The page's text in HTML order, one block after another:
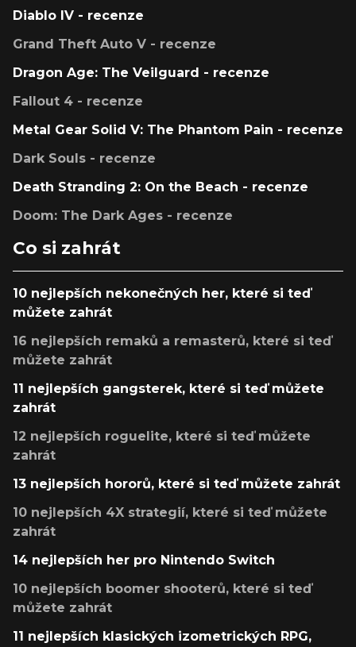
Diablo IV - recenze
Grand Theft Auto V - recenze
Dragon Age: The Veilguard - recenze
Fallout 4 - recenze
Metal Gear Solid V: The Phantom Pain - recenze
Dark Souls - recenze
Death Stranding 2: On the Beach - recenze
Doom: The Dark Ages - recenze
Co si zahrát
10 nejlepších nekonečných her, které si teď
můžete zahrát
16 nejlepších remaků a remasterů, které si teď
můžete zahrát
11 nejlepších gangsterek, které si teď můžete
zahrát
12 nejlepších roguelite, které si teď můžete
zahrát
13 nejlepších hororů, které si teď můžete zahrát
10 nejlepších 4X strategií, které si teď můžete
zahrát
14 nejlepších her pro Nintendo Switch
10 nejlepších boomer shooterů, které si teď
můžete zahrát
11 nejlepších klasických izometrických RPG,